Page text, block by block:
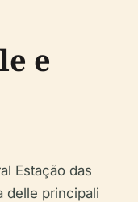
e
Estação das
delle principali